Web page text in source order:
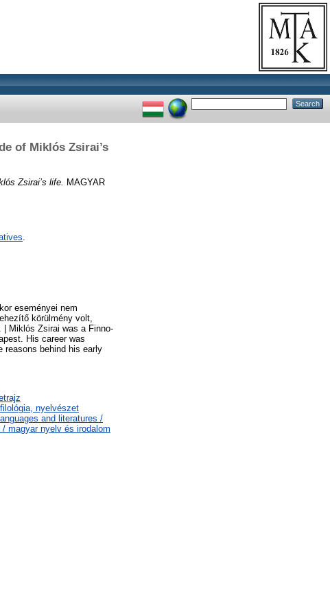
of Miklós Zsirai’s
Zsirai’s life. MAGYAR
.
eseményei nem
körülmény volt,
| Miklós Zsirai was a Finno-
His career was
reasons behind his early
nyelvészet
and literatures /
magyar nyelv és irodalom